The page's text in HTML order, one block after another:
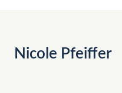
Nicole Pfeiffer